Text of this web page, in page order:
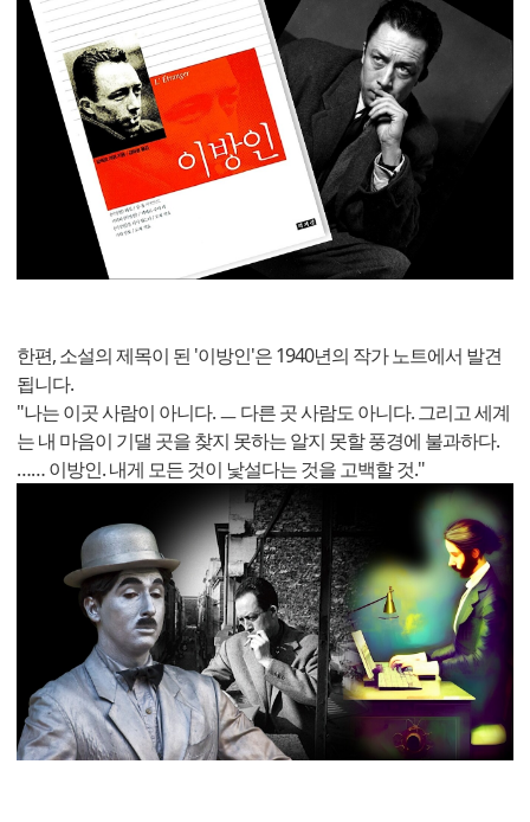
한편, 소설의 제목이 된 '이방인'은 1940년의 작가 노트에서 발견
됩니다.
"나는 이곳 사람이 아니다. ㅡ 다른 곳 사람도 아니다. 그리고 세계
는 내 마음이 기댈 곳을 찾지 못하는 알지 못할 풍경에 불과하다.
…… 이방인. 내게 모든 것이 낯설다는 것을 고백할 것."